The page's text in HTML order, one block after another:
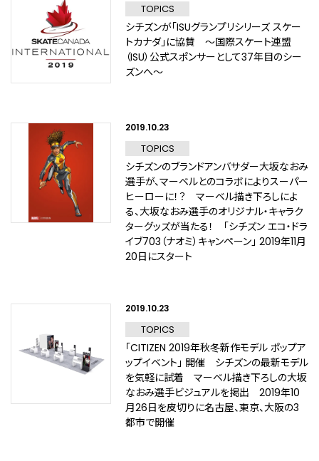
TOPICS
シチズンが「ISUグランプリシリーズ スケー
トカナダ」に協賛 ～国際スケート連盟
（ISU）公式スポンサーとして37年目のシー
ズンへ～
2019.10.23
TOPICS
シチズンのブランドアンバサダー大坂なおみ
選手が、マーベルとのコラボによりスーパー
ヒーローに！？ マーベル描き下ろしによ
る、大坂なおみ選手のオリジナル・キャラク
ターグッズが当たる！ 「シチズン エコ・ドラ
イブ703（ナオミ）キャンペーン」 2019年11月
20日にスタート
2019.10.23
TOPICS
「CITIZEN 2019年秋冬新作モデル ポップア
ップイベント」 開催 シチズンの最新モデル
を気軽に試着 マーベル描き下ろしの大坂
なおみ選手ビジュアルを掲出 2019年10
月26日を皮切りに名古屋、東京、大阪の3
都市で開催